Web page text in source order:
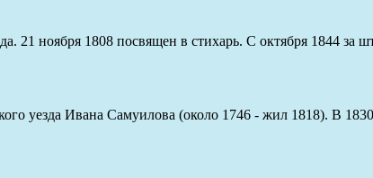
21 ноября 1808 посвящен в стихарь. С октября 1844 за
уезда Ивана Самуилова (около 1746 - жил 1818). В